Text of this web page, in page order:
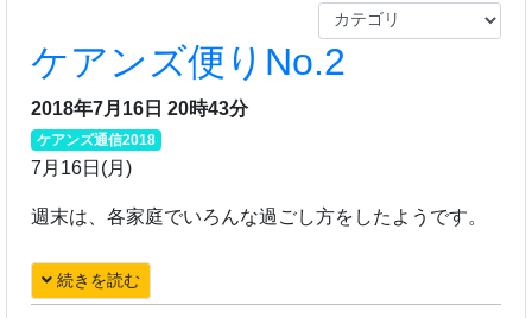
ケアンズ便りNo.2
2018年7月16日 20時43分
ケアンズ通信2018
7月16日(月)
週末は、各家庭でいろんな過ごし方をしたようです。
続きを読む